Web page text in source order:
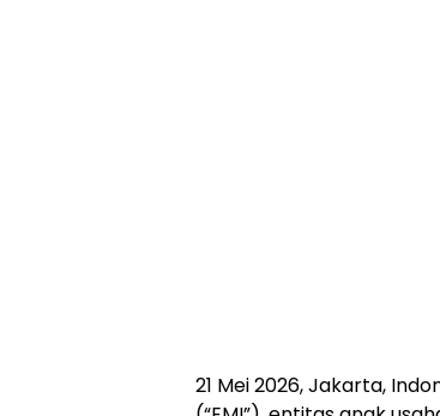
21 Mei 2026, Jakarta,